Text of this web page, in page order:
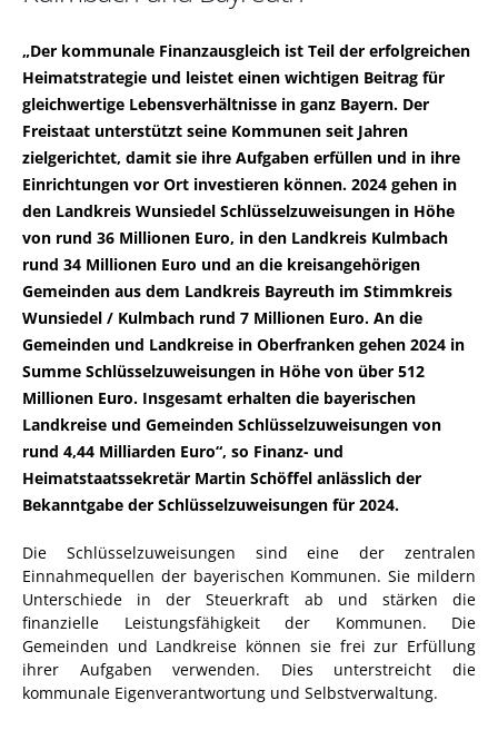
Der kommunale Finanzausgleich ist Teil der erfolgreichen
Heimatstrategie und leistet einen wichtigen Beitrag für
gleichwertige Lebensverhältnisse in ganz Bayern. Der
Freistaat unterstützt seine Kommunen seit Jahren
zielgerichtet, damit sie ihre Aufgaben erfüllen und in ihre
Einrichtungen vor Ort investieren können. 2024 gehen in
den Landkreis Wunsiedel Schlüsselzuweisungen in Höhe
von rund 36 Millionen Euro, in den Landkreis Kulmbach
rund 34 Millionen Euro und an die kreisangehörigen
Gemeinden aus dem Landkreis Bayreuth im Stimmkreis
Wunsiedel / Kulmbach rund 7 Millionen Euro. An die
Gemeinden und Landkreise in Oberfranken gehen 2024 in
Summe Schlüsselzuweisungen in Höhe von über 512
Millionen Euro. Insgesamt erhalten die bayerischen
Landkreise und Gemeinden Schlüsselzuweisungen von
rund 4,44 Milliarden Euro“, so Finanz- und
Heimatstaatssekretär Martin Schöffel anlässlich der
Bekanntgabe der Schlüsselzuweisungen für 2024.
Die Schlüsselzuweisungen sind eine der zentralen
Einnahmequellen der bayerischen Kommunen. Sie mildern
Unterschiede in der Steuerkraft ab und stärken die
finanzielle Leistungsfähigkeit der Kommunen. Die
Gemeinden und Landkreise können sie frei zur Erfüllung
ihrer Aufgaben verwenden. Dies unterstreicht die
kommunale Eigenverantwortung und Selbstverwaltung.